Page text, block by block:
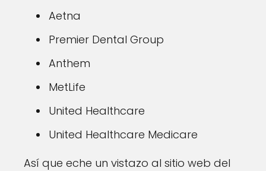
Aetna
Premier Dental Group
Anthem
MetLife
United Healthcare
United Healthcare Medicare
Así que eche un vistazo al sitio web del